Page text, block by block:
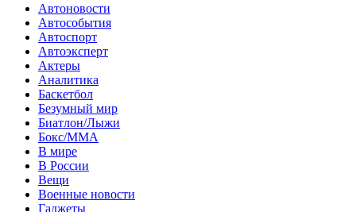
Автоновости
Автособытия
Автоспорт
Автоэксперт
Актеры
Аналитика
Баскетбол
Безумный мир
Биатлон/Лыжи
Бокс/MMA
В мире
В России
Вещи
Военные новости
Гаджеты